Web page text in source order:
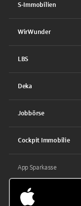
S-Immobilien
WirWunder
LBS
Deka
Jobbörse
Cockpit Immobilie
App Sparkasse